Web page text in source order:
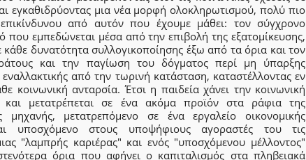
εγκαθιδρύοντας μια νέα μορφή ολοκληρωτισμού, πολύ πιο
από αυτόν που έχουμε μάθει: τον σύγχρονο
που εμπεδώνεται μέσα από την επιβολή της εξατομίκευσης,
κάθε δυνατότητα συλλογικοποίησης έξω από τα όρια και τον
και την παγίωση του δόγματος περί μη ύπαρξης
από την τωρινή κατάσταση, καταστέλλοντας εν
κοινωνική ανταρσία. Έτσι η παιδεία χάνει την κοινωνική
και μετατρέπεται σε ένα ακόμα προϊόν στα ράφια της
μηχανής, μετατρεπόμενο σε ένα εργαλείο οικονομικής
υποσχόμενο στους υποψήφιους αγοραστές του τις
"λαμπρής καριέρας" και ενός "υποσχόμενου μέλλοντος"
όρια που αφήνει ο καπιταλισμός στα πληβειακά